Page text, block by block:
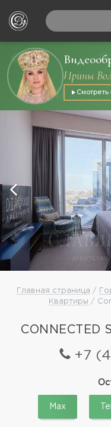
Ирины
Главная страница /
Квартиры /
CONNECTED
+7
Max